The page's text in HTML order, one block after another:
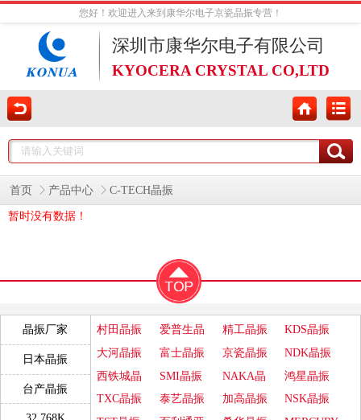
您好！欢迎进入来到康华尔电子京瓷晶振专营！
深圳市康华尔电子有限公司
KYOCERA CRYSTAL CO,LTD
首页 产品中心 C-TECH晶振
暂时没有数据！
晶振厂家
日本晶振
台产晶振
村田晶振
爱普生晶
振
精工晶振
KDS晶振
大河晶振
富士晶振 京瓷晶振
NDK晶振
西铁城晶
振
SMI晶振
NAKA晶
振
鸿星晶振
TXC晶振
泰艺晶振 加高晶振
NSK晶振